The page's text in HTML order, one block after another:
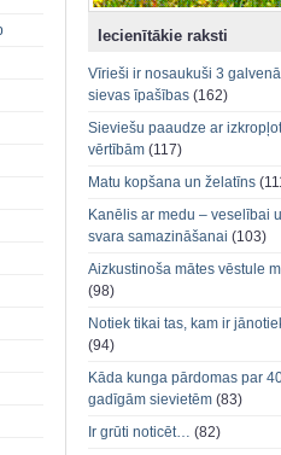
Iecienītākie raksti
Vīrieši ir nosaukuši 3
sievas īpašības (162)
Sieviešu paaudze ar
vērtībām (117)
Matu kopšana un želatīns
Kanēlis ar medu – veselībai
svara samazināšanai (103)
Aizkustinoša mātes vēstule
(98)
Notiek tikai tas, kam ir
(94)
Kāda kunga pārdomas par
gadīgām sievietēm (83)
Ir grūti noticēt… (82)